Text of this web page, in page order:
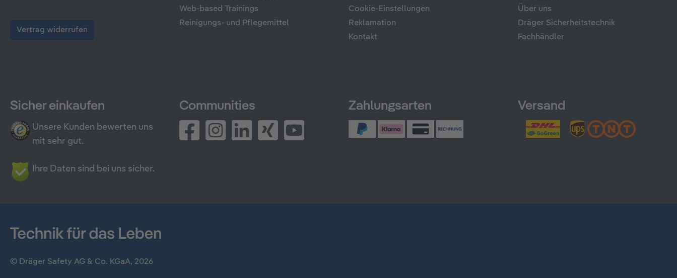
Vertrag widerrufen
Web-based Trainings
Reinigungs- und Pflegemittel
Cookie-Einstellungen
Reklamation
Kontakt
Über uns
Dräger Sicherheitstechnik
Fachhändler
Sicher einkaufen
Unsere Kunden bewerten uns
mit sehr gut.
Ihre Daten sind bei uns sicher.
Communities Zahlungsarten Versand
© Dräger Safety AG & Co. KGaA, 2026